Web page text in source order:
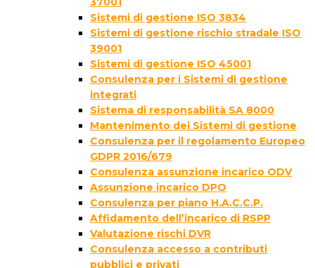
Sistemi di gestione ISO 3834
Sistemi di gestione rischio stradale ISO
39001
Sistemi di gestione ISO 45001
Consulenza per i Sistemi di gestione
integrati
Sistema di responsabilità SA 8000
Mantenimento dei Sistemi di gestione
Consulenza per il regolamento Europeo
GDPR 2016/679
Consulenza assunzione incarico ODV
Assunzione incarico DPO
Consulenza per piano H.A.C.C.P.
Affidamento dell’incarico di RSPP
Valutazione rischi DVR
Consulenza accesso a contributi
pubblici e privati